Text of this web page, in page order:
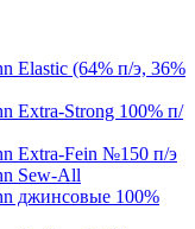
Elastic (64% п/э, 36%
Extra-Strong 100% п/
Extra-Fein №150 п/э
Sew-All
джинсовые 100%